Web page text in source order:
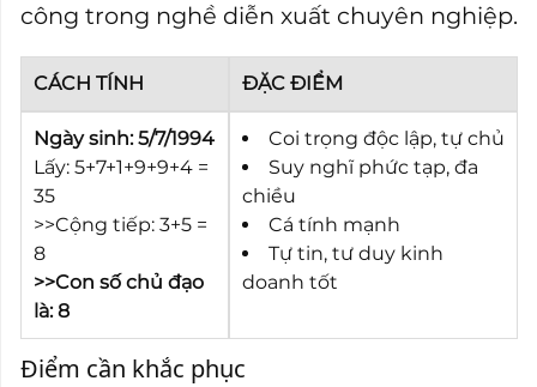
công trong nghề diễn xuất chuyên nghiệp.
CÁCH TÍNH ĐẶC ĐIỂM
Ngày sinh: 5/7/1994
Lấy: 5+7+1+9+9+4 =
35
>>Cộng tiếp: 3+5 =
8
>>Con số chủ đạo
là: 8
Coi trọng độc lập, tự chủ
Suy nghĩ phức tạp, đa
chiều
Cá tính mạnh
Tự tin, tư duy kinh
doanh tốt
Điểm cần khắc phục